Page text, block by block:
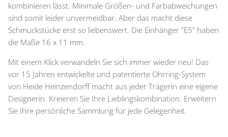
kombinieren lässt. Minimale Größen- und Farbabweichungen
sind somit leider unvermeidbar. Aber das macht diese
Schmuckstücke erst so liebenswert. Die Einhänger "E5" haben
die Maße 16 x 11 mm.
Mit einem Klick verwandeln Sie sich immer wieder neu! Das
vor 15 Jahren entwickelte und patentierte Ohrring-System
von Heide Heinzendorff macht aus jeder Trägerin eine eigene
Designerin. Kreieren Sie Ihre Lieblingskombination. Erweitern
Sie Ihre persönliche Sammlung für jede Gelegenheit.